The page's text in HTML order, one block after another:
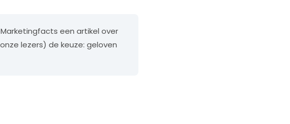
een artikel over
lezers) de keuze: geloven